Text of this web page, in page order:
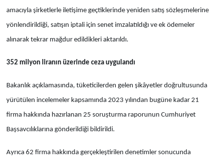
amacıyla şirketlerle iletişime geçtiklerinde yeniden satış sözleşmelerine
yönlendirildiği, satışın iptali için senet imzalatıldığı ve ek ödemeler
alınarak tekrar mağdur edildikleri aktarıldı.
352 milyon liranın üzerinde ceza uygulandı
Bakanlık açıklamasında, tüketicilerden gelen şikâyetler doğrultusunda
yürütülen incelemeler kapsamında 2023 yılından bugüne kadar 21
firma hakkında hazırlanan 25 soruşturma raporunun Cumhuriyet
Başsavcılıklarına gönderildiği bildirildi.
Ayrıca 62 firma hakkında gerçekleştirilen denetimler sonucunda